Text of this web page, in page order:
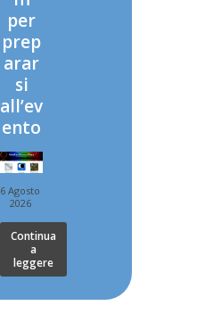
per
prep
arar
si
all’ev
ento
6 Agosto
2026
Continua
a
leggere